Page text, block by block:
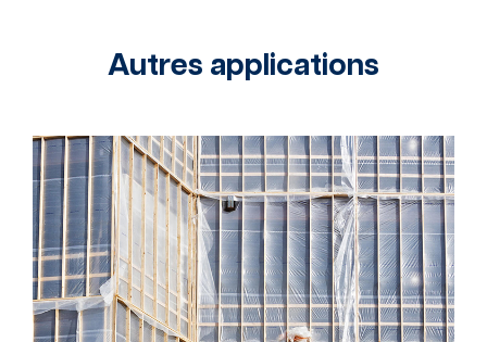
Autres applications